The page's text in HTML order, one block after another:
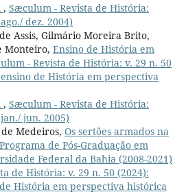
, Sæculum - Revista de História:
dez. 2004)
Assis, Gilmário Moreira Brito,
Monteiro, Ensino de História em
- Revista de História: v. 29 n. 50
ensino de História em perspectiva
, Sæculum - Revista de História:
jun. 2005)
Medeiros, Os sertões armados na
de Pós-Graduação em
Federal da Bahia (2008-2021)
de História: v. 29 n. 50 (2024):
História em perspectiva histórica